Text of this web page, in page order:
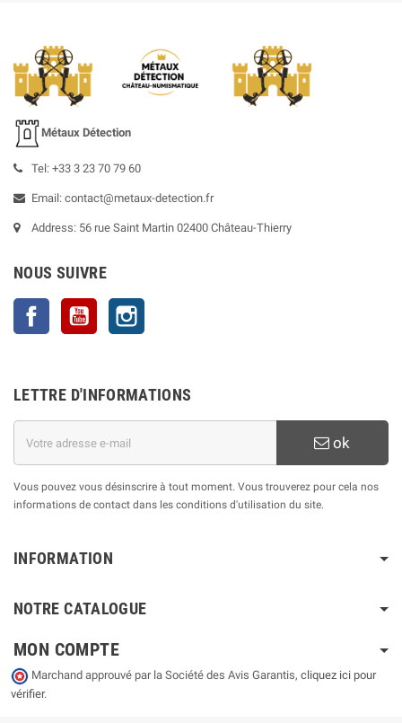
Métaux Détection
Tel: +33 3 23 70 79 60
Email: contact@metaux-detection.fr
Address: 56 rue Saint Martin 02400 Château-Thierry
NOUS SUIVRE
Facebook YouTube
LETTRE D'INFORMATIONS
ok
Vous pouvez vous désinscrire à tout moment. Vous trouverez pour cela nos
informations de contact dans les conditions d'utilisation du site.
INFORMATION
NOTRE CATALOGUE
MON COMPTE
Marchand approuvé par la Société des Avis Garantis, cliquez ici pour
vérifier.